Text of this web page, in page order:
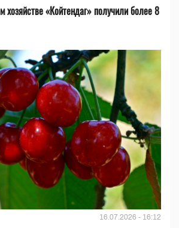
хозяйстве «Койтендаг» получили более 8
16.07.2026 - 16:12